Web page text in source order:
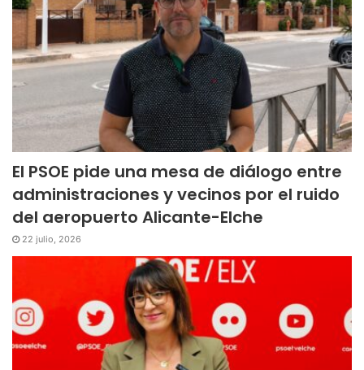
El PSOE pide una mesa de diálogo entre
administraciones y vecinos por el ruido
del aeropuerto Alicante-Elche
22 julio, 2026